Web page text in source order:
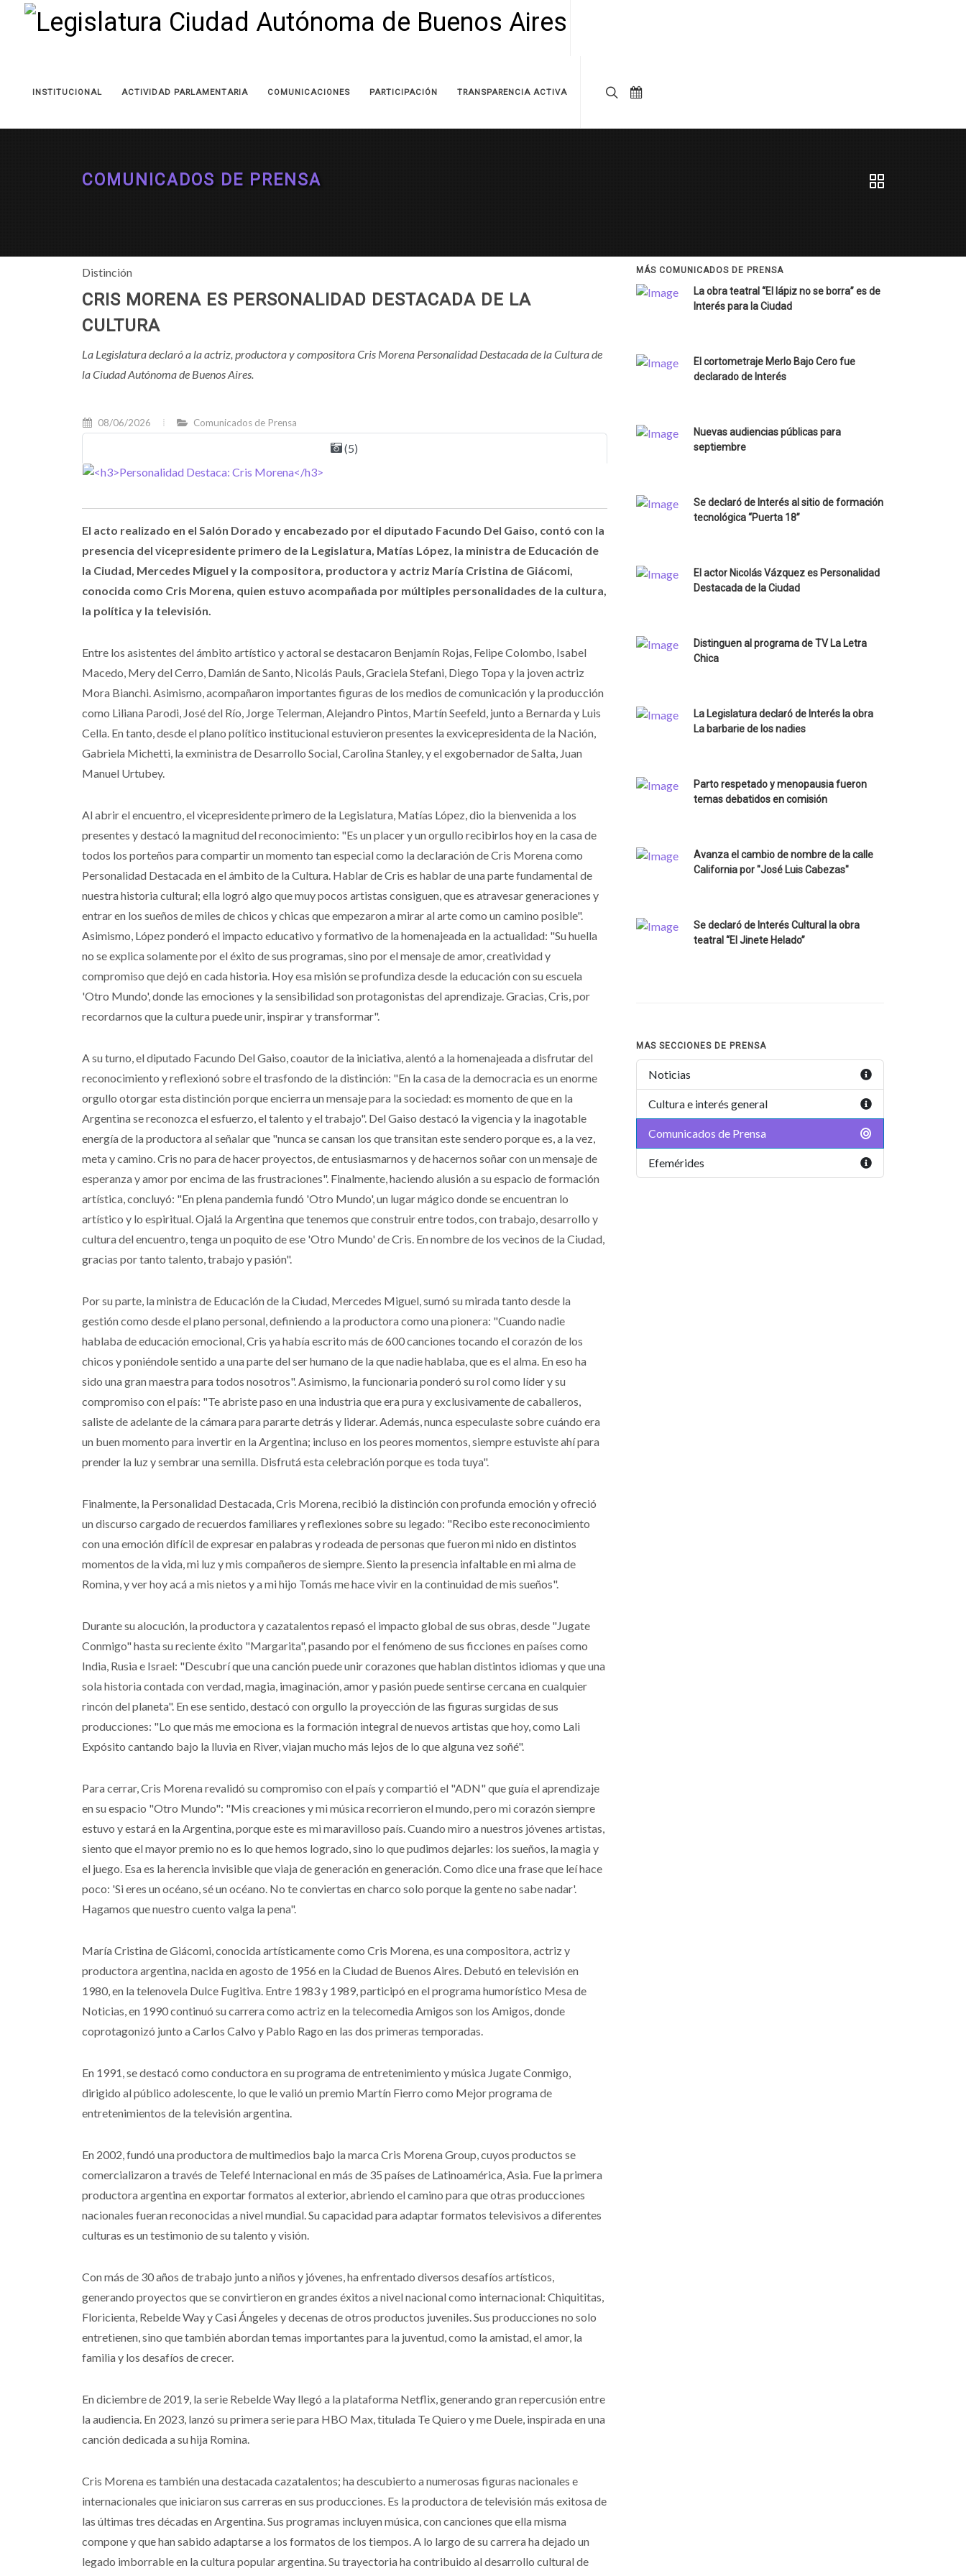
INSTITUCIONAL ACTIVIDAD PARLAMENTARIA COMUNICACIONES PARTICIPACIÓN TRANSPARENCIA ACTIVA
COMUNICADOS DE PRENSA
Distinción
CRIS MORENA ES PERSONALIDAD DESTACADA DE LA
CULTURA
La Legislatura declaró a la actriz, productora y compositora Cris Morena Personalidad Destacada de la Cultura de
la Ciudad Autónoma de Buenos Aires.
08/06/2026 Comunicados de Prensa
(5)
El acto realizado en el Salón Dorado y encabezado por el diputado Facundo Del Gaiso, contó con la
presencia del vicepresidente primero de la Legislatura, Matías López, la ministra de Educación de
la Ciudad, Mercedes Miguel y la compositora, productora y actriz María Cristina de Giácomi,
conocida como Cris Morena, quien estuvo acompañada por múltiples personalidades de la cultura,
la política y la televisión.
Entre los asistentes del ámbito artístico y actoral se destacaron Benjamín Rojas, Felipe Colombo, Isabel
Macedo, Mery del Cerro, Damián de Santo, Nicolás Pauls, Graciela Stefani, Diego Topa y la joven actriz
Mora Bianchi. Asimismo, acompañaron importantes figuras de los medios de comunicación y la producción
como Liliana Parodi, José del Río, Jorge Telerman, Alejandro Pintos, Martín Seefeld, junto a Bernarda y Luis
Cella. En tanto, desde el plano político institucional estuvieron presentes la exvicepresidenta de la Nación,
Gabriela Michetti, la exministra de Desarrollo Social, Carolina Stanley, y el exgobernador de Salta, Juan
Manuel Urtubey.
Al abrir el encuentro, el vicepresidente primero de la Legislatura, Matías López, dio la bienvenida a los
presentes y destacó la magnitud del reconocimiento: "Es un placer y un orgullo recibirlos hoy en la casa de
todos los porteños para compartir un momento tan especial como la declaración de Cris Morena como
Personalidad Destacada en el ámbito de la Cultura. Hablar de Cris es hablar de una parte fundamental de
nuestra historia cultural; ella logró algo que muy pocos artistas consiguen, que es atravesar generaciones y
entrar en los sueños de miles de chicos y chicas que empezaron a mirar al arte como un camino posible".
Asimismo, López ponderó el impacto educativo y formativo de la homenajeada en la actualidad: "Su huella
no se explica solamente por el éxito de sus programas, sino por el mensaje de amor, creatividad y
compromiso que dejó en cada historia. Hoy esa misión se profundiza desde la educación con su escuela
'Otro Mundo', donde las emociones y la sensibilidad son protagonistas del aprendizaje. Gracias, Cris, por
recordarnos que la cultura puede unir, inspirar y transformar".
A su turno, el diputado Facundo Del Gaiso, coautor de la iniciativa, alentó a la homenajeada a disfrutar del
reconocimiento y reflexionó sobre el trasfondo de la distinción: "En la casa de la democracia es un enorme
orgullo otorgar esta distinción porque encierra un mensaje para la sociedad: es momento de que en la
Argentina se reconozca el esfuerzo, el talento y el trabajo". Del Gaiso destacó la vigencia y la inagotable
energía de la productora al señalar que "nunca se cansan los que transitan este sendero porque es, a la vez,
meta y camino. Cris no para de hacer proyectos, de entusiasmarnos y de hacernos soñar con un mensaje de
esperanza y amor por encima de las frustraciones". Finalmente, haciendo alusión a su espacio de formación
artística, concluyó: "En plena pandemia fundó 'Otro Mundo', un lugar mágico donde se encuentran lo
artístico y lo espiritual. Ojalá la Argentina que tenemos que construir entre todos, con trabajo, desarrollo y
cultura del encuentro, tenga un poquito de ese 'Otro Mundo' de Cris. En nombre de los vecinos de la Ciudad,
gracias por tanto talento, trabajo y pasión".
Por su parte, la ministra de Educación de la Ciudad, Mercedes Miguel, sumó su mirada tanto desde la
gestión como desde el plano personal, definiendo a la productora como una pionera: "Cuando nadie
hablaba de educación emocional, Cris ya había escrito más de 600 canciones tocando el corazón de los
chicos y poniéndole sentido a una parte del ser humano de la que nadie hablaba, que es el alma. En eso ha
sido una gran maestra para todos nosotros". Asimismo, la funcionaria ponderó su rol como líder y su
compromiso con el país: "Te abriste paso en una industria que era pura y exclusivamente de caballeros,
saliste de adelante de la cámara para pararte detrás y liderar. Además, nunca especulaste sobre cuándo era
un buen momento para invertir en la Argentina; incluso en los peores momentos, siempre estuviste ahí para
prender la luz y sembrar una semilla. Disfrutá esta celebración porque es toda tuya".
Finalmente, la Personalidad Destacada, Cris Morena, recibió la distinción con profunda emoción y ofreció
un discurso cargado de recuerdos familiares y reflexiones sobre su legado: "Recibo este reconocimiento
con una emoción difícil de expresar en palabras y rodeada de personas que fueron mi nido en distintos
momentos de la vida, mi luz y mis compañeros de siempre. Siento la presencia infaltable en mi alma de
Romina, y ver hoy acá a mis nietos y a mi hijo Tomás me hace vivir en la continuidad de mis sueños".
Durante su alocución, la productora y cazatalentos repasó el impacto global de sus obras, desde "Jugate
Conmigo" hasta su reciente éxito "Margarita", pasando por el fenómeno de sus ficciones en países como
India, Rusia e Israel: "Descubrí que una canción puede unir corazones que hablan distintos idiomas y que una
sola historia contada con verdad, magia, imaginación, amor y pasión puede sentirse cercana en cualquier
rincón del planeta". En ese sentido, destacó con orgullo la proyección de las figuras surgidas de sus
producciones: "Lo que más me emociona es la formación integral de nuevos artistas que hoy, como Lali
Expósito cantando bajo la lluvia en River, viajan mucho más lejos de lo que alguna vez soñé".
Para cerrar, Cris Morena revalidó su compromiso con el país y compartió el "ADN" que guía el aprendizaje
en su espacio "Otro Mundo": "Mis creaciones y mi música recorrieron el mundo, pero mi corazón siempre
estuvo y estará en la Argentina, porque este es mi maravilloso país. Cuando miro a nuestros jóvenes artistas,
siento que el mayor premio no es lo que hemos logrado, sino lo que pudimos dejarles: los sueños, la magia y
el juego. Esa es la herencia invisible que viaja de generación en generación. Como dice una frase que leí hace
poco: 'Si eres un océano, sé un océano. No te conviertas en charco solo porque la gente no sabe nadar'.
Hagamos que nuestro cuento valga la pena".
María Cristina de Giácomi, conocida artísticamente como Cris Morena, es una compositora, actriz y
productora argentina, nacida en agosto de 1956 en la Ciudad de Buenos Aires. Debutó en televisión en
1980, en la telenovela Dulce Fugitiva. Entre 1983 y 1989, participó en el programa humorístico Mesa de
Noticias, en 1990 continuó su carrera como actriz en la telecomedia Amigos son los Amigos, donde
coprotagonizó junto a Carlos Calvo y Pablo Rago en las dos primeras temporadas.
En 1991, se destacó como conductora en su programa de entretenimiento y música Jugate Conmigo,
dirigido al público adolescente, lo que le valió un premio Martín Fierro como Mejor programa de
entretenimientos de la televisión argentina.
En 2002, fundó una productora de multimedios bajo la marca Cris Morena Group, cuyos productos se
comercializaron a través de Telefé Internacional en más de 35 países de Latinoamérica, Asia. Fue la primera
productora argentina en exportar formatos al exterior, abriendo el camino para que otras producciones
nacionales fueran reconocidas a nivel mundial. Su capacidad para adaptar formatos televisivos a diferentes
culturas es un testimonio de su talento y visión.
Con más de 30 años de trabajo junto a niños y jóvenes, ha enfrentado diversos desafíos artísticos,
generando proyectos que se convirtieron en grandes éxitos a nivel nacional como internacional: Chiquititas,
Floricienta, Rebelde Way y Casi Ángeles y decenas de otros productos juveniles. Sus producciones no solo
entretienen, sino que también abordan temas importantes para la juventud, como la amistad, el amor, la
familia y los desafíos de crecer.
En diciembre de 2019, la serie Rebelde Way llegó a la plataforma Netflix, generando gran repercusión entre
la audiencia. En 2023, lanzó su primera serie para HBO Max, titulada Te Quiero y me Duele, inspirada en una
canción dedicada a su hija Romina.
Cris Morena es también una destacada cazatalentos; ha descubierto a numerosas figuras nacionales e
internacionales que iniciaron sus carreras en sus producciones. Es la productora de televisión más exitosa de
las últimas tres décadas en Argentina. Sus programas incluyen música, con canciones que ella misma
compone y que han sabido adaptarse a los formatos de los tiempos. A lo largo de su carrera ha dejado un
legado imborrable en la cultura popular argentina. Su trayectoria ha contribuido al desarrollo cultural de
MÁS COMUNICADOS DE PRENSA
La obra teatral “El lápiz no se borra” es de
Interés para la Ciudad
El cortometraje Merlo Bajo Cero fue
declarado de Interés
Nuevas audiencias públicas para
septiembre
Se declaró de Interés al sitio de formación
tecnológica “Puerta 18”
El actor Nicolás Vázquez es Personalidad
Destacada de la Ciudad
Distinguen al programa de TV La Letra
Chica
La Legislatura declaró de Interés la obra
La barbarie de los nadies
Parto respetado y menopausia fueron
temas debatidos en comisión
Avanza el cambio de nombre de la calle
California por "José Luis Cabezas"
Se declaró de Interés Cultural la obra
teatral “El Jinete Helado”
MAS SECCIONES DE PRENSA
Noticias
Cultura e interés general
Comunicados de Prensa
Efemérides